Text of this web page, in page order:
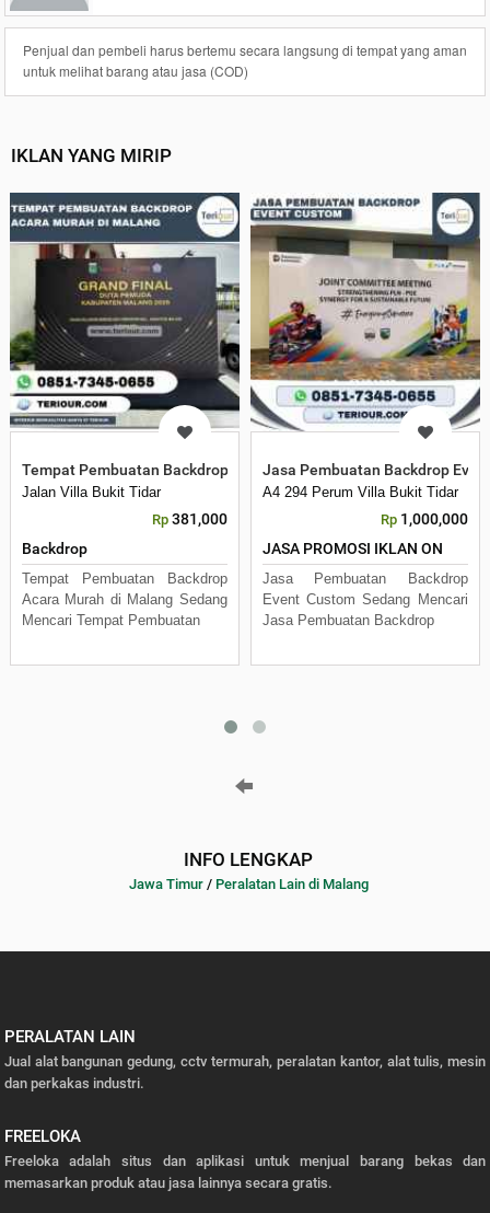
Penjual dan pembeli harus bertemu secara langsung di tempat yang aman
untuk melihat barang atau jasa (COD)
IKLAN YANG MIRIP
Tempat Pembuatan Backdrop Acara Murah di Malang
Jalan Villa Bukit Tidar
Rp 381,000
Backdrop
Tempat Pembuatan Backdrop
Acara Murah di Malang Sedang
Mencari Tempat Pembuatan
Jasa Pembuatan Backdrop
A4 294 Perum Villa Bukit Tidar
Rp 1,000,000
JASA PROMOSI IKLAN ON
Jasa Pembuatan Backdrop
Event Custom Sedang Mencari
Jasa Pembuatan Backdrop
INFO LENGKAP
Jawa Timur/ Peralatan Lain di Malang
PERALATAN LAIN
Jual alat bangunan gedung, cctv termurah, peralatan kantor, alat tulis, mesin
dan perkakas industri.
FREELOKA
Freeloka adalah situs dan aplikasi untuk menjual barang bekas dan
memasarkan produk atau jasa lainnya secara gratis.